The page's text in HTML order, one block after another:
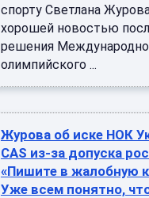
спорту Светлана
хорошей новостью
решения
олимпийского ...
Журова об иске НОК
CAS из-за допуска
«Пишите в жалобную
Уже всем понятно,